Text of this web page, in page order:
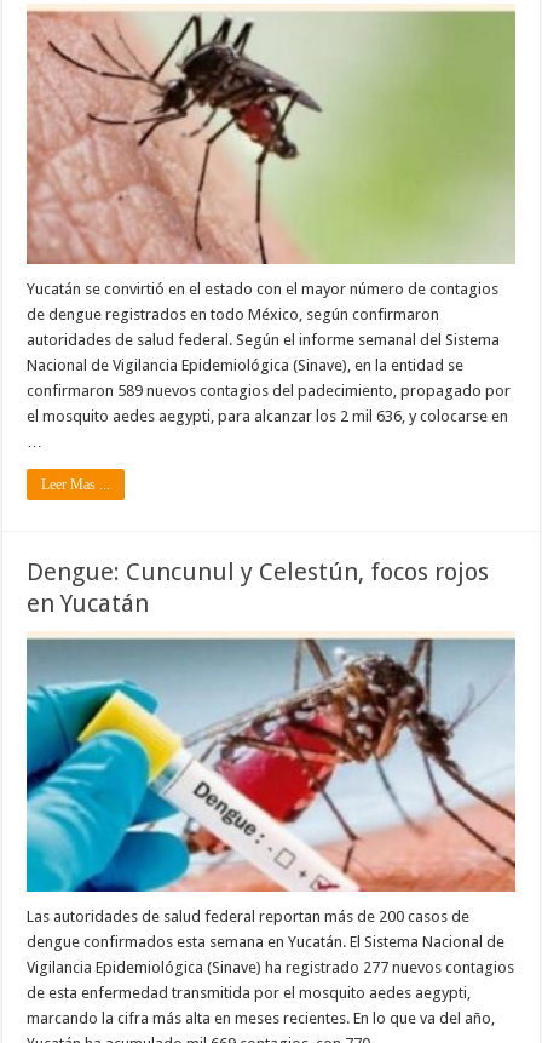
Yucatán se convirtió en el estado con el mayor número de contagios
de dengue registrados en todo México, según confirmaron
autoridades de salud federal. Según el informe semanal del Sistema
Nacional de Vigilancia Epidemiológica (Sinave), en la entidad se
confirmaron 589 nuevos contagios del padecimiento, propagado por
el mosquito aedes aegypti, para alcanzar los 2 mil 636, y colocarse en
…
Leer Mas ...
Dengue: Cuncunul y Celestún, focos rojos
en Yucatán
Las autoridades de salud federal reportan más de 200 casos de
dengue confirmados esta semana en Yucatán. El Sistema Nacional de
Vigilancia Epidemiológica (Sinave) ha registrado 277 nuevos contagios
de esta enfermedad transmitida por el mosquito aedes aegypti,
marcando la cifra más alta en meses recientes. En lo que va del año,